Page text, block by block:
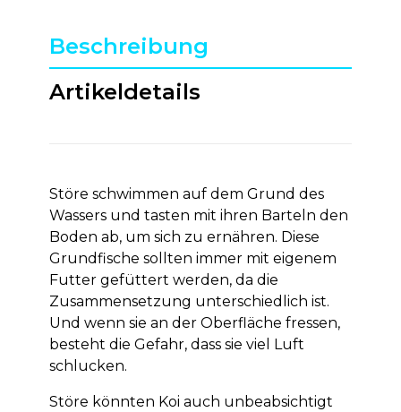
Beschreibung
Artikeldetails
Störe schwimmen auf dem Grund des
Wassers und tasten mit ihren Barteln den
Boden ab, um sich zu ernähren. Diese
Grundfische sollten immer mit eigenem
Futter gefüttert werden, da die
Zusammensetzung unterschiedlich ist.
Und wenn sie an der Oberfläche fressen,
besteht die Gefahr, dass sie viel Luft
schlucken.
Störe könnten Koi auch unbeabsichtigt